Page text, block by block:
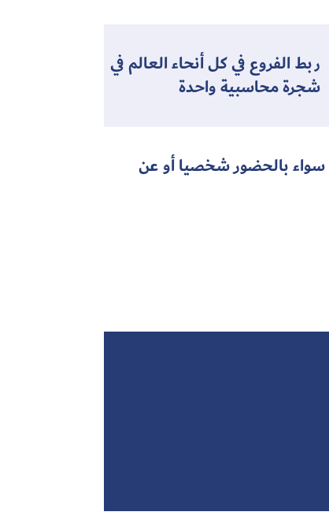
ربط الفروع في كل أنحاء العالم في
شجرة محاسبية واحدة
بالحضور شخصيا أو عن